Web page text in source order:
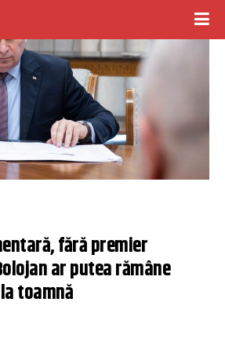
fără premier
ar putea rămâne
toamnă